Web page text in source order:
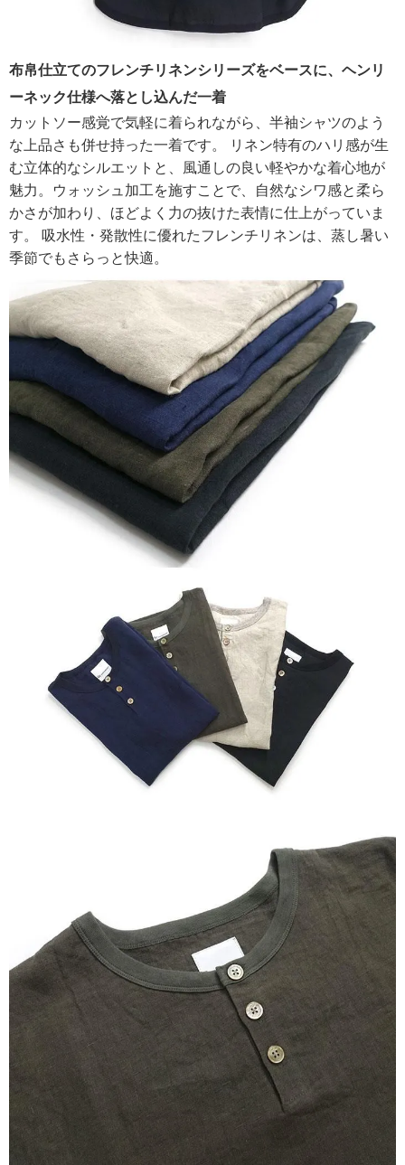
布帛仕立てのフレンチリネンシリーズをベースに、ヘンリ
ーネック仕様へ落とし込んだ一着
カットソー感覚で気軽に着られながら、半袖シャツのよう
な上品さも併せ持った一着です。 リネン特有のハリ感が生
む立体的なシルエットと、風通しの良い軽やかな着心地が
魅力。ウォッシュ加工を施すことで、自然なシワ感と柔ら
かさが加わり、ほどよく力の抜けた表情に仕上がっていま
す。 吸水性・発散性に優れたフレンチリネンは、蒸し暑い
季節でもさらっと快適。